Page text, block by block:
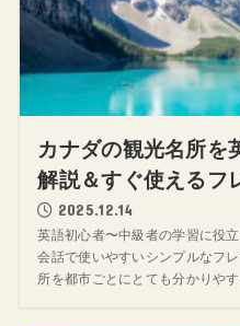
カナダの観光名所を
解説＆すぐ使えるフ
2025.12.14
英語初心者〜中級者の学習に役
会話で使いやすいシンプルなフ
所を都市ごとにとても分かりや